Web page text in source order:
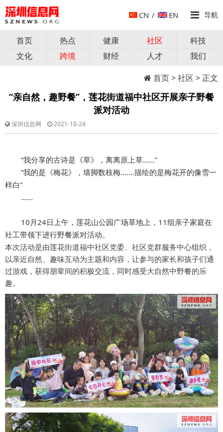
CN / EN 导航
首页 热点 健康 社区
科技
文化
跨境 财经 人才
我们
首页>社区 > 正文
“亲自然，趣野餐”，莲花街道福中社区开展亲子野餐
派对活动
深圳信息网 2021-10-24
“我分享的古诗是《草》，离离原上草......”
“我的是《梅花》，墙脚数枝梅.......描绘的是梅花开的像雪一
样白”
......
10月24日上午，莲花山公园广场草地上，11组亲子家庭在
社工带领下进行野餐派对活动。
本次活动是由莲花街道福中社区党委、社区党群服务中心组织，
以亲近自然、趣味互动为主题和内容，让参与的家长和孩子们通
过游戏，获得朋辈间的积极交流，同时感受大自然中野餐的乐
趣。